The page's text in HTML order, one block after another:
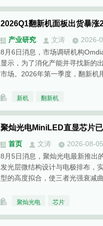
2026Q1翻新机面板出货暴涨
产业研究 文涛
2026-
8月6日消息，市场调研机构
显示，为了消化产能并寻找新的
市场。2026年第一季度，翻新
新机 翻新机
聚灿光电MiniLED直显芯片
首页 文涛
2026-08-05
8月5日消息，聚灿光电最新推出
发光层微结构设计与电极排布，
型的高度拟合，使三者光强衰减
聚灿光电 芯片